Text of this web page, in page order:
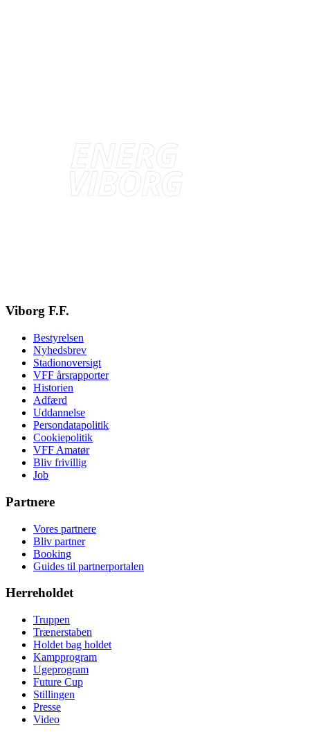
Viborg F.F.
Bestyrelsen
Nyhedsbrev
Stadionoversigt
VFF årsrapporter
Historien
Adfærd
Uddannelse
Persondatapolitik
Cookiepolitik
VFF Amatør
Bliv frivillig
Job
Partnere
Vores partnere
Bliv partner
Booking
Guides til partnerportalen
Herreholdet
Truppen
Trænerstaben
Holdet bag holdet
Kampprogram
Ugeprogram
Future Cup
Stillingen
Presse
Video